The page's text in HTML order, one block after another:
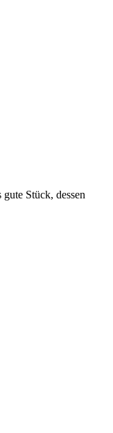
Stück, dessen